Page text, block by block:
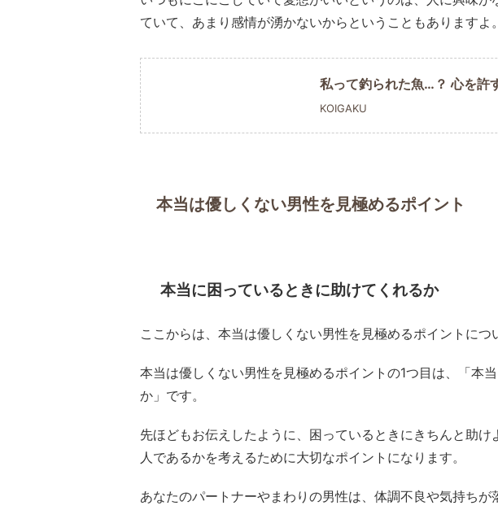
ていて、あまり感情が湧かないからということもありますよ。
私って釣られた魚…？ 心を許
KOIGAKU
本当は優しくない男性を見極めるポイント
本当に困っているときに助けてくれるか
ここからは、本当は優しくない男性を見極めるポイントにつ
本当は優しくない男性を見極めるポイントの1つ目は、「本
か」です。
先ほどもお伝えしたように、困っているときにきちんと助
人であるかを考えるために大切なポイントになります。
あなたのパートナーやまわりの男性は、体調不良や気持ち